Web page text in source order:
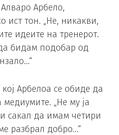
Арбело,
ист тон. „Не, никакви,
идеите на тренерот.
бидам подобар од
Арбелоа се обиде да
„Не му ја
сакал да имам четири
разбрал добро…“